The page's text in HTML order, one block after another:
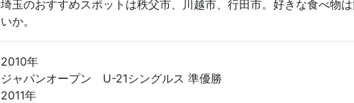
埼玉のおすすめスポットは秩父市、川越市、行田市。好きな食べ物
いか。
2010年
ジャパンオープン U-21シングルス 準優勝
2011年